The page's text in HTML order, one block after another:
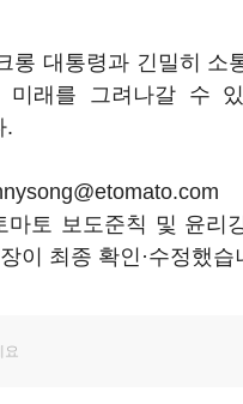
롱 대통령과 긴밀히 소
미래를 그려나갈 수
.
마토 보도준칙 및 윤리
이 최종 확인·수정했습